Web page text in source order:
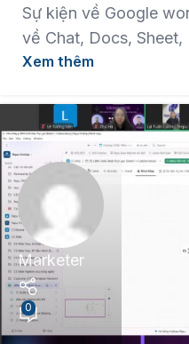
Sự kiện về Google
về Chat, Docs,
Xem thêm
Marketer
0